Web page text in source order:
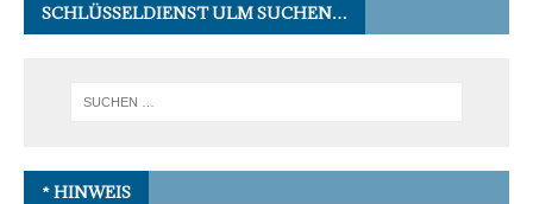
SCHLÜSSELDIENST ULM SUCHEN…
* HINWEIS